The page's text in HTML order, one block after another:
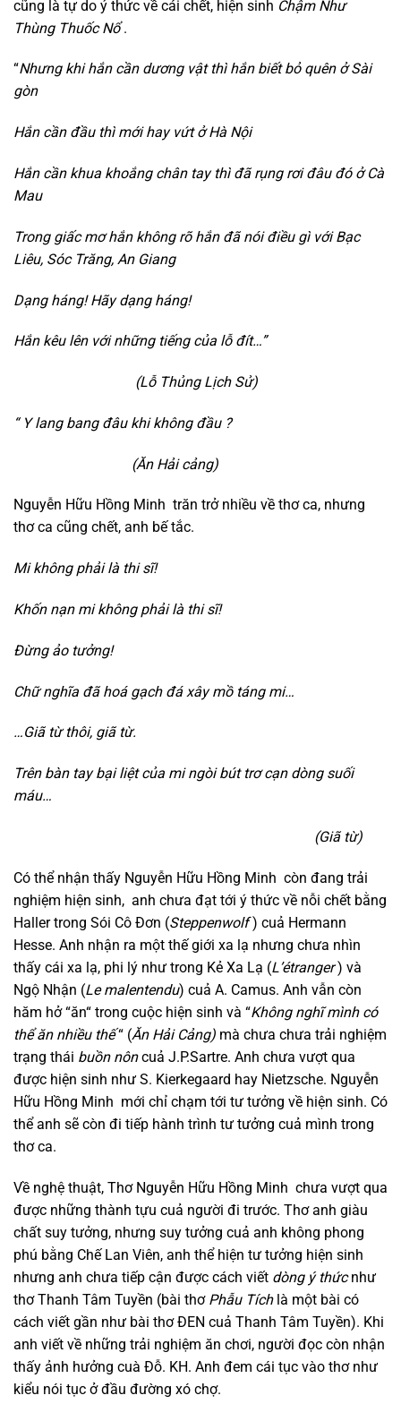
cũng là tự do ý thức về cái chết, hiện sinh Chậm Như
Thùng Thuốc Nổ.
“Nhưng khi hắn cần dương vật thì hắn biết bỏ quên ở Sài
gòn
Hắn cần đầu thì mới hay vứt ở Hà Nội
Hắn cần khua khoắng chân tay thì đã rụng rơi đâu đó ở Cà
Mau
Trong giấc mơ hắn không rõ hắn đã nói điều gì với Bạc
Liêu, Sóc Trăng, An Giang
Dạng háng! Hãy dạng háng!
Hắn kêu lên với những tiếng của lỗ đít…”
(Lỗ Thủng Lịch Sử)
“ Y lang bang đâu khi không đầu ?
(Ăn Hải cảng)
Nguyễn Hữu Hồng Minh trăn trở nhiều về thơ ca, nhưng
thơ ca cũng chết, anh bế tắc.
Mi không phải là thi sĩ!
Khốn nạn mi không phải là thi sĩ!
Đừng ảo tưởng!
Chữ nghĩa đã hoá gạch đá xây mồ táng mi…
…Giã từ thôi, giã từ.
Trên bàn tay bại liệt của mi ngòi bút trơ cạn dòng suối
máu…
(Giã từ)
Có thể nhận thấy Nguyễn Hữu Hồng Minh còn đang trải
nghiệm hiện sinh, anh chưa đạt tới ý thức về nỗi chết bằng
Haller trong Sói Cô Đơn (Steppenwolf) cuả Hermann
Hesse. Anh nhận ra một thế giới xa lạ nhưng chưa nhìn
thấy cái xa lạ, phi lý như trong Kẻ Xa Lạ (L’étranger) và
Ngộ Nhận (Le malentendu) cuả A. Camus. Anh vẫn còn
hăm hở “ăn“ trong cuộc hiện sinh và “Không nghĩ mình có
thể ăn nhiều thế“ (Ăn Hải Cảng) mà chưa chưa trải nghiệm
trạng thái buồn nôncuả J.P.Sartre. Anh chưa vượt qua
được hiện sinh như S. Kierkegaard hay Nietzsche. Nguyễn
Hữu Hồng Minh mới chỉ chạm tới tư tưởng về hiện sinh. Có
thể anh sẽ còn đi tiếp hành trình tư tưởng cuả mình trong
thơ ca.
Về nghệ thuật, Thơ Nguyễn Hữu Hồng Minh chưa vượt qua
được những thành tựu cuả người đi trước. Thơ anh giàu
chất suy tưởng, nhưng suy tưởng cuả anh không phong
phú bằng Chế Lan Viên, anh thể hiện tư tưởng hiện sinh
nhưng anh chưa tiếp cận được cách viết dòng ý thứcnhư
thơ Thanh Tâm Tuyền (bài thơ Phẫu Tíchlà một bài có
cách viết gần như bài thơ ĐEN cuả Thanh Tâm Tuyền). Khi
anh viết về những trải nghiệm ăn chơi, người đọc còn nhận
thấy ảnh hưởng cuà Đỗ. KH. Anh đem cái tục vào thơ như
kiểu nói tục ở đầu đường xó chợ.